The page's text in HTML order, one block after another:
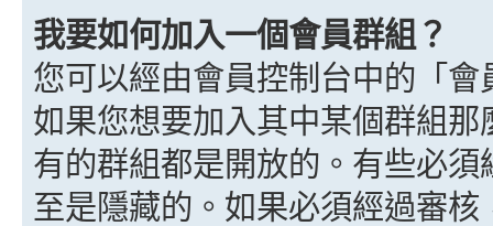
我要如何加入一個會員群組？
您可以經由會員控制台中的「
如果您想要加入其中某個群組
有的群組都是開放的。有些必
至是隱藏的。如果必須經過審